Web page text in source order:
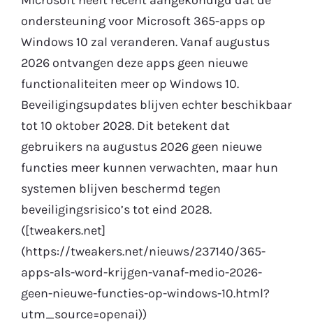
Gratis Proefperiode
ondersteuning voor Microsoft 365-apps op
Windows 10 zal veranderen. Vanaf augustus
2026 ontvangen deze apps geen nieuwe
functionaliteiten meer op Windows 10.
Beveiligingsupdates blijven echter beschikbaar
tot 10 oktober 2028. Dit betekent dat
gebruikers na augustus 2026 geen nieuwe
functies meer kunnen verwachten, maar hun
systemen blijven beschermd tegen
beveiligingsrisico’s tot eind 2028.
([tweakers.net]
(https://tweakers.net/nieuws/237140/365-
apps-als-word-krijgen-vanaf-medio-2026-
geen-nieuwe-functies-op-windows-10.html?
utm_source=openai))